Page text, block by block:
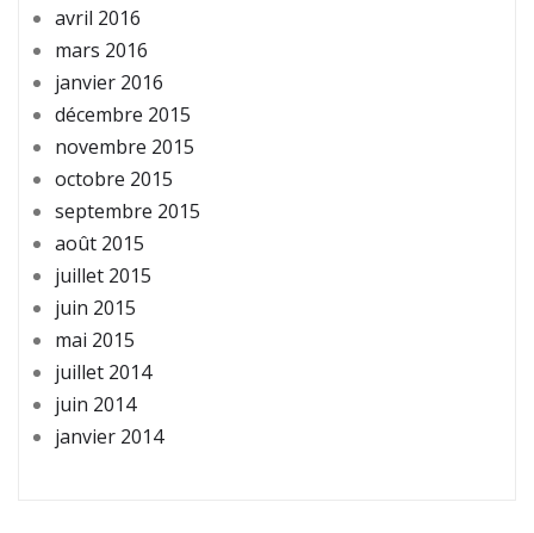
avril 2016
mars 2016
janvier 2016
décembre 2015
novembre 2015
octobre 2015
septembre 2015
août 2015
juillet 2015
juin 2015
mai 2015
juillet 2014
juin 2014
janvier 2014